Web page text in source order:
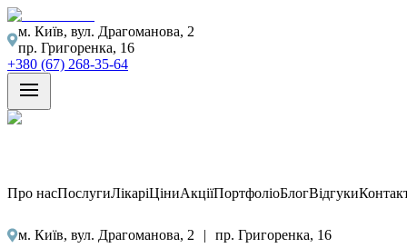
м. Київ, вул. Драгоманова, 2
пр. Григоренка, 16
+380 (67) 268-35-64
Про насПослугиЛікаріЦіниАкціїПортфоліоБлогВідгуки
м. Київ, вул. Драгоманова, 2 | пр. Григоренка, 16